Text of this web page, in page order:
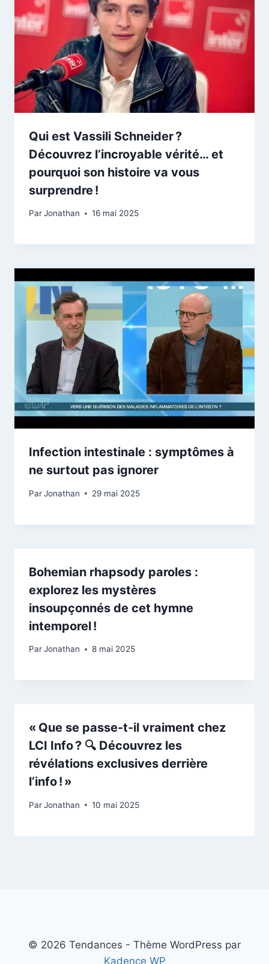
Qui est Vassili Schneider ?
Découvrez l’incroyable vérité… et
pourquoi son histoire va vous
surprendre !
ParJonathan 16 mai 2025
Infection intestinale : symptômes à
ne surtout pas ignorer
ParJonathan 29 mai 2025
Bohemian rhapsody paroles :
explorez les mystères
insoupçonnés de cet hymne
intemporel !
ParJonathan 8 mai 2025
« Que se passe-t-il vraiment chez
LCI Info ? 🔍 Découvrez les
révélations exclusives derrière
l’info ! »
ParJonathan 10 mai 2025
© 2026 Tendances - Thème WordPress par
Kadence WP